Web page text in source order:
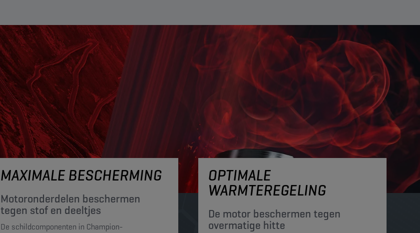
MAXIMALE BESCHERMING
Motoronderdelen beschermen
tegen stof en deeltjes​
De schildcomponenten in Champion-
OPTIMALE
WARMTEREGELING
De motor beschermen tegen
overmatige hitte​​​